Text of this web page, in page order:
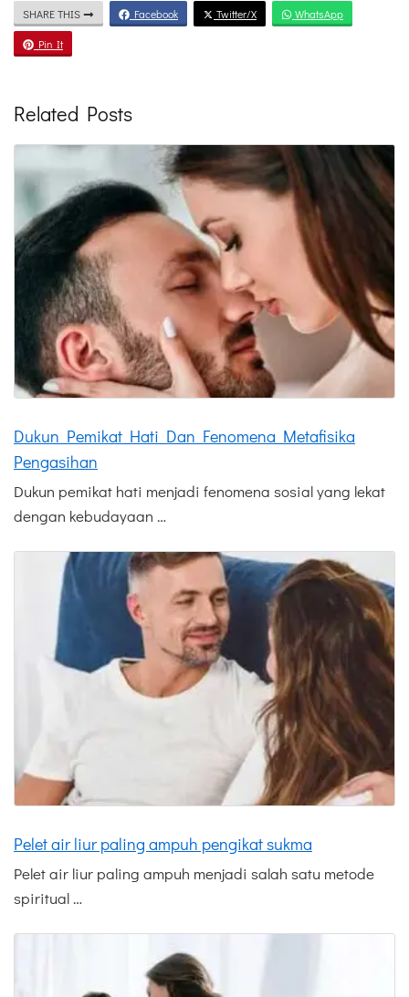
SHARE THIS Facebook Twitter/X WhatsApp
Pin It
Related Posts
Dukun Pemikat Hati Dan Fenomena Metafisika
Pengasihan
Dukun pemikat hati menjadi fenomena sosial yang lekat
dengan kebudayaan …
Pelet air liur paling ampuh pengikat sukma
Pelet air liur paling ampuh menjadi salah satu metode
spiritual …